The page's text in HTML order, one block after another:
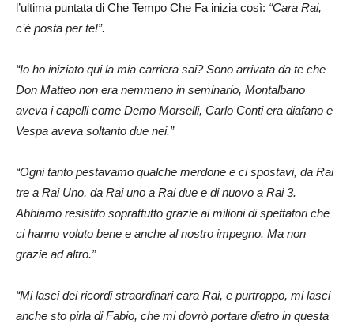
l’ultima puntata di Che Tempo Che Fa inizia così: “Cara Rai,
c’è posta per te!”.
“Io ho iniziato qui la mia carriera sai? Sono arrivata da te che
Don Matteo non era nemmeno in seminario, Montalbano
aveva i capelli come Demo Morselli, Carlo Conti era diafano e
Vespa aveva soltanto due nei.”
“Ogni tanto pestavamo qualche merdone e ci spostavi, da Rai
tre a Rai Uno, da Rai uno a Rai due e di nuovo a Rai 3.
Abbiamo resistito soprattutto grazie ai milioni di spettatori che
ci hanno voluto bene e anche al nostro impegno. Ma non
grazie ad altro.”
“Mi lasci dei ricordi straordinari cara Rai, e purtroppo, mi lasci
anche sto pirla di Fabio, che mi dovrò portare dietro in questa